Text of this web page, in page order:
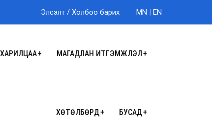
Элсэлт / Холбоо барих MN | EN
МАГАДЛАН ИТГЭМЖЛЭЛ
ХӨТӨЛБӨРҮҮД БУСАД